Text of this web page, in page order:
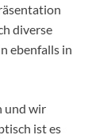
diverse
ebenfalls in
und wir
ist es